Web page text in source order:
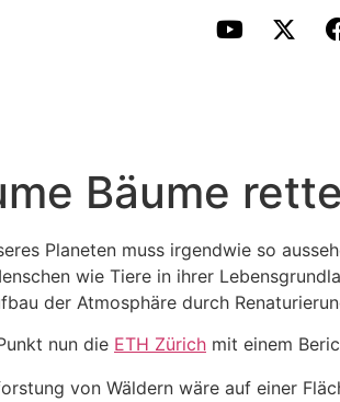
Bäume
Planeten muss irgendwie so
wie Tiere in ihrer
der Atmosphäre durch
nun die ETH Zürich mit einem
von Wäldern wäre auf einer